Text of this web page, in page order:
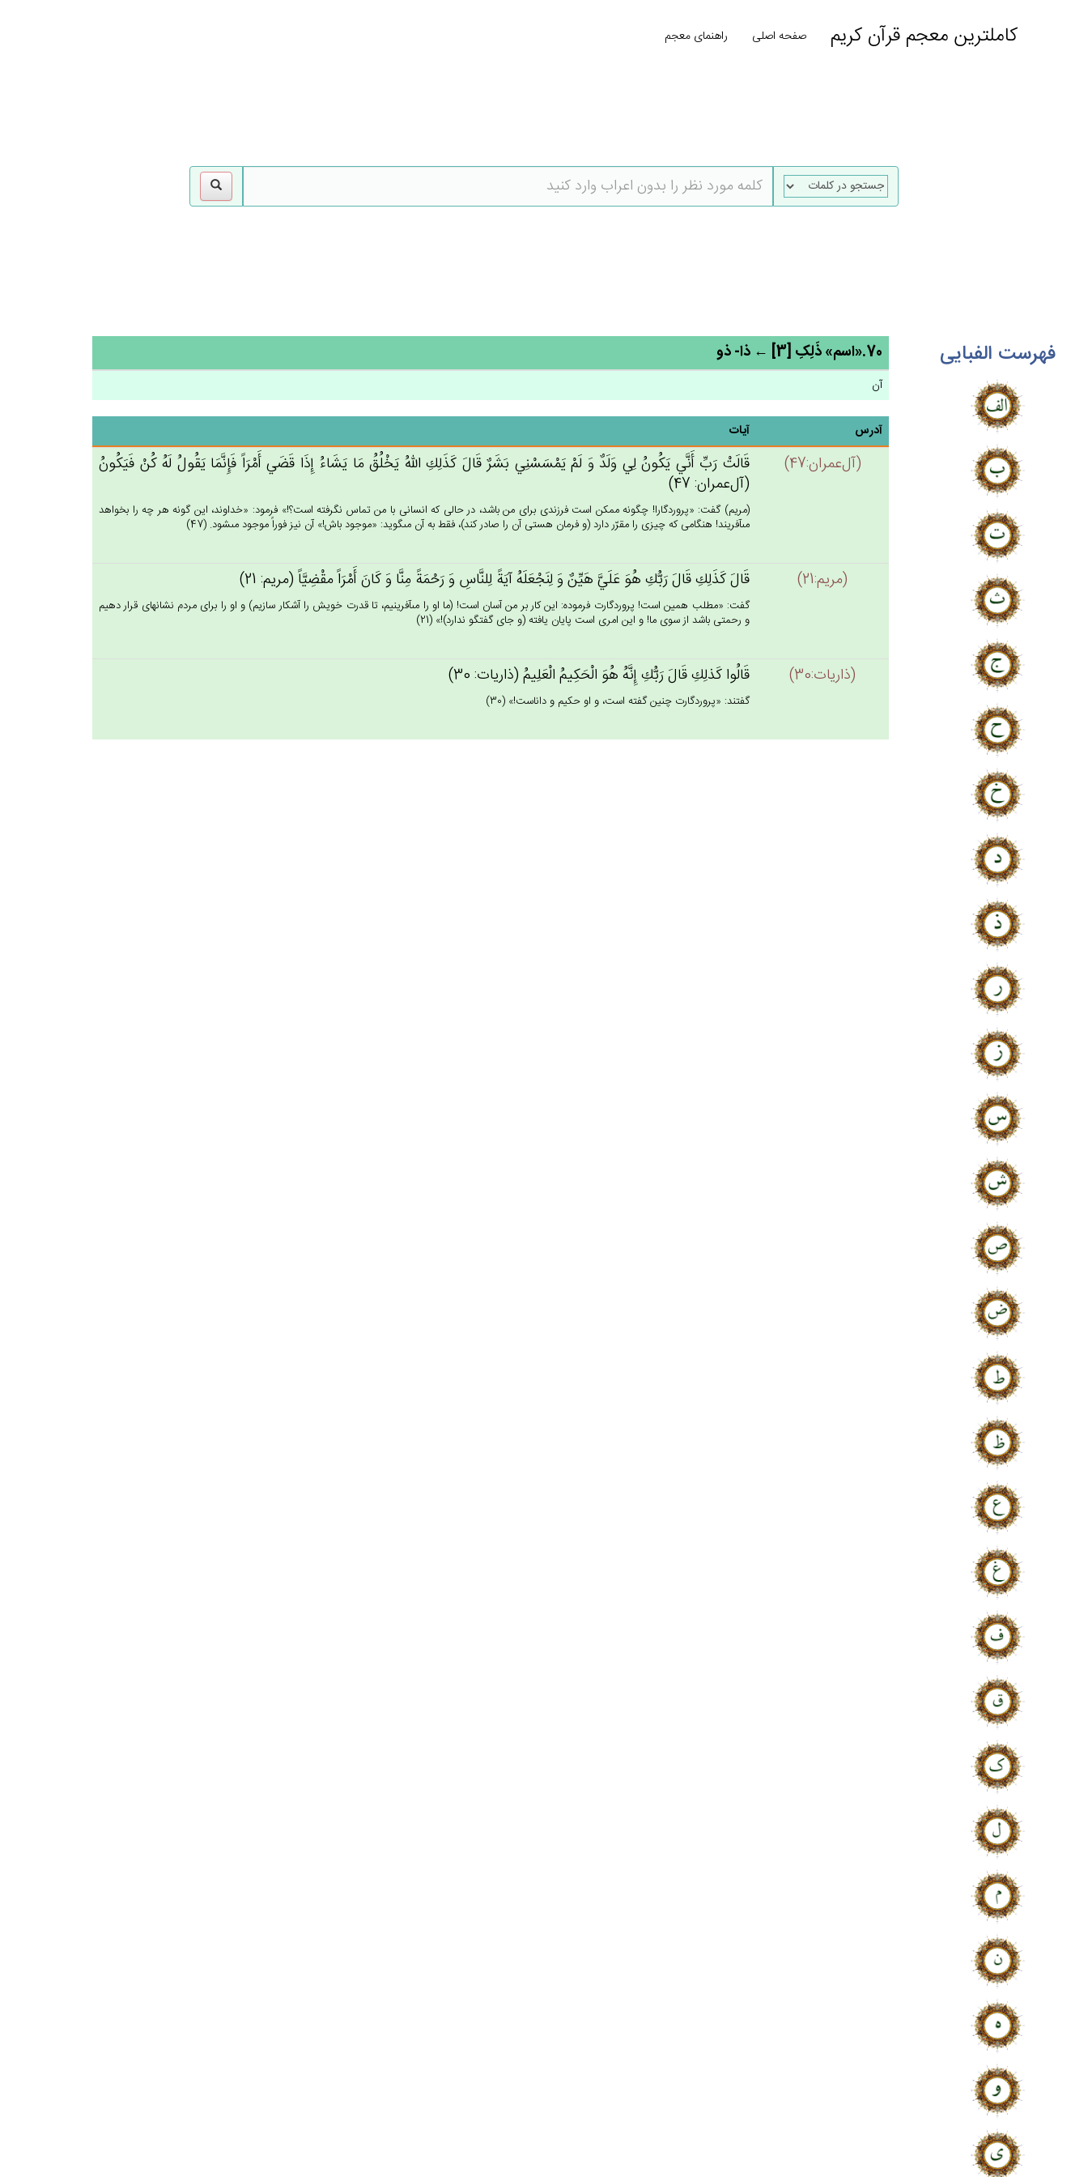
کاملترین معجم قرآن کریم صفحه اصلی راهنمای معجم
فهرست الفبایی 70.«اسم» ذَلِکِ [3] ← ذا- ذو
آن
آدرس آیات
(آل‌عمران:47)
قَالَت‌ْ رَب‌ِّ أَنَّي‌ يَكُون‌ُ لِي‌ وَلَدٌ وَ لَم‌ْ يَمْسَسْنِي‌ بَشَرٌ قَال‌َ كَذَلِكِ الله‌ُ يَخْلُق‌ُ مَا يَشَاءُ إِذَا قَضَي‌ أَمْرَاً فَإِنَّمَا يَقُول‌ُ لَه‌ُ كُن‌ْ فَيَكُون‌ُ
(آل‌عمران: 47)
(مريم) گفت: «پروردگارا! چگونه ممكن است فرزندى براى من باشد، در حالى كه انسانى با من تماس نگرفته است؟!» فرمود: «خداوند، اين گونه هر چه را بخواهد
مى‏آفريند! هنگامى كه چيزى را مقرّر دارد (و فرمان هستى آن را صادر كند)، فقط به آن مى‏گويد: «موجود باش!» آن نيز فوراً موجود مى‏شود. (47)
(مريم:21) قَال‌َ كَذَلِك‌ِ قَال‌َ رَبُّك‌ِ هُوَ عَلَيَّ‌ هَيِّن‌ٌ وَ لِنَجْعَلَه‌ُ آيَة‌ً لِلنَّاس‌ِ وَ رَحْمَة‌ً مِنَّا وَ كَان‌َ أَمْرَاً مقْضِيَّاً (مريم: 21)
گفت: «مطلب همين است! پروردگارت فرموده: اين كار بر من آسان است! (ما او را مى‏آفرينيم، تا قدرت خويش را آشكار سازيم) و او را براى مردم نشانه‏اى قرار دهيم
و رحمتى باشد از سوى ما! و اين امرى است پايان يافته (و جاى گفتگو ندارد)!» (21)
(ذاريات:30) قَالُوا كَذلِك‌ِ قَال‌َ رَبُّك‌ِ إِنَّه‌ُ هُوَ الْحَكِيم‌ُ الْعَلِيم‌ُ (ذاريات: 30)
گفتند: «پروردگارت چنين گفته است، و او حكيم و داناست!» (30)